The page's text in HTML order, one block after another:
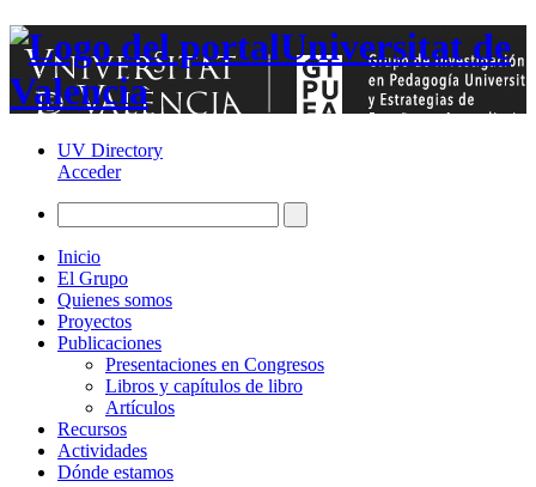
Universitat de
Valencia
UV Directory
Acceder
Inicio
El Grupo
Quienes somos
Proyectos
Publicaciones
Presentaciones en Congresos
Libros y capítulos de libro
Artículos
Recursos
Actividades
Dónde estamos